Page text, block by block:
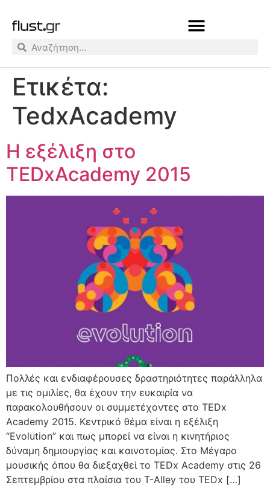
Ετικέτα:
TedxAcademy
Η εξέλιξη στο
TEDxAcademy 2015
Πολλές και ενδιαφέρουσες δραστηριότητες παράλληλα
με τις ομιλίες, θα έχουν την ευκαιρία να
παρακολουθήσουν οι συμμετέχοντες στο TEDx
Academy 2015. Κεντρικό θέμα είναι η εξέλιξη
“Evolution” και πως μπορεί να είναι η κινητήριος
δύναμη δημιουργίας και καινοτομίας. Στο Μέγαρο
μουσικής όπου θα διεξαχθεί το TEDx Academy στις 26
Σεπτεμβρίου στα πλαίσια του T-Alley του TEDx […]